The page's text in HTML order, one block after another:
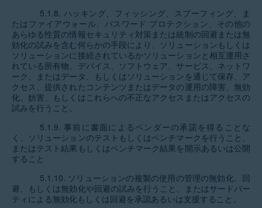
5.1.8. ハッキング、フィッシング、スプーフィング、ま
たはファイアウォール、パスワード プロテクション、その他の
あらゆる性質の情報セキュリティ対策または統制の回避または無
効化の試みを含む何らかの手段により、ソリューションもしくは
ソリューションに接続されているかソリューションと相互運用さ
れている所有物、デバイス、ソフトウェア、サービス、ネットワ
ーク、またはデータ、もしくはソリューションを通じて保存、ア
クセス、提供されたコンテンツまたはデータの運用の障害、無効
化、妨害、もしくはこれらへの不正なアクセスまたはアクセスの
試みを行うこと。
5.1.9. 事前に書面によるベンダーの承諾を得ることな
く、ソリューションのテストもしくはベンチマークを行うこと、
またはテスト結果もしくはベンチマーク結果を開示あるいは公開
すること
5.1.10. ソリューションの複製の使用の管理の無効化、回
避、もしくは無効化や回避の試みを行うこと、またはサードパー
ティによる無効化もしくは回避を承認あるいは支援すること。